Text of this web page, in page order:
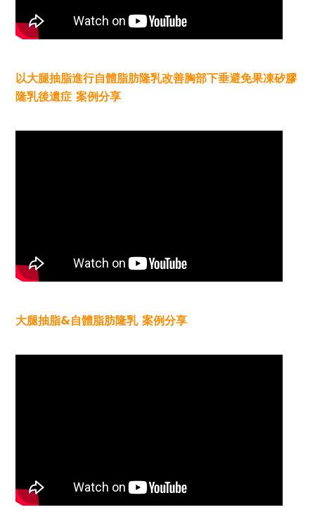
以大腿抽脂進行自體脂肪隆乳改善胸部下垂避免果凍矽膠
隆乳後遺症 案例分享
大腿抽脂&自體脂肪隆乳 案例分享